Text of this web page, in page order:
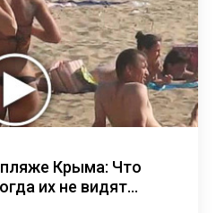
Крыма: Что
их не видят...